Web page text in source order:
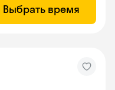
Выбрать время